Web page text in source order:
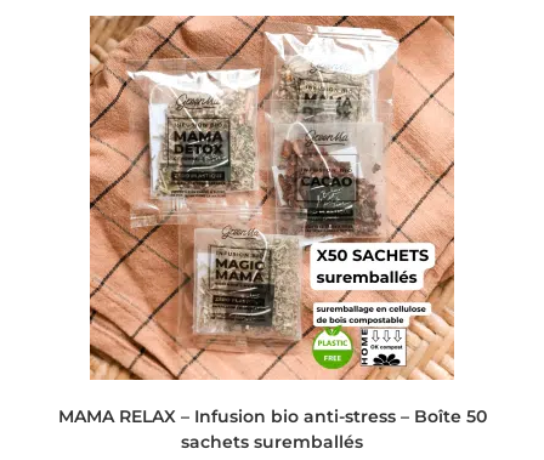
MAMA RELAX – Infusion bio anti-stress – Boîte 50
sachets suremballés